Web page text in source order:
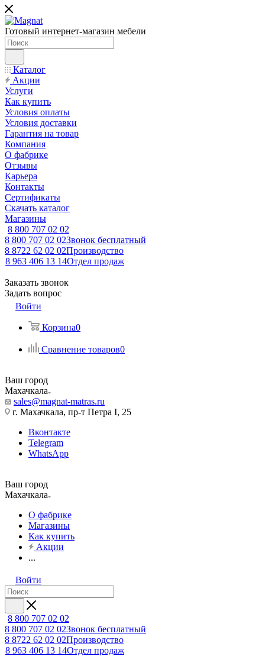
Готовый интернет-магазин мебели
Каталог
Акции
Услуги
Как купить
Условия оплаты
Условия доставки
Гарантия на товар
Компания
О фабрике
Отзывы
Карьера
Контакты
Сертификаты
Скачать каталог
Магазины
8 800 707 02 02
8 800 707 02 02Звонок бесплатный
8 8722 62 02 02Производство
8 963 406 13 14Отдел продаж
Заказать звонок
Задать вопрос
Войти
Корзина0
Сравнение товаров0
Ваш город
Махачкала
sales@magnat-matras.ru
г. Махачкала, пр-т Петра I, 25
Вконтакте
Telegram
WhatsApp
Ваш город
Махачкала
О фабрике
Магазины
Как купить
Акции
...
Войти
8 800 707 02 02
8 800 707 02 02Звонок бесплатный
8 8722 62 02 02Производство
8 963 406 13 14Отдел продаж